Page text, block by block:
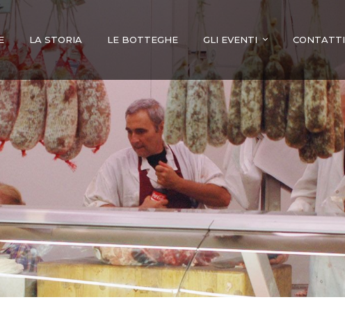
LA STORIA LE BOTTEGHE GLI EVENTI CONTATTI